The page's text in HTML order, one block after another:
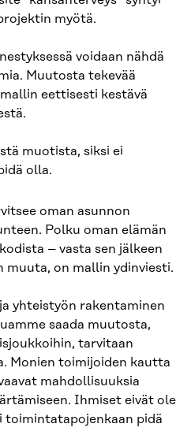
myötä.
voidaan nähdä
Muutosta tekevää
eettisesti kestävä
muotista, siksi ei
olla.
oman asunnon
Polku oman elämän
– vasta sen jälkeen
muuta, on mallin ydinviesti.
yhteistyön rakentaminen
saada muutosta,
tarvitaan
Monien toimijoiden kautta
mahdollisuuksia
Ihmiset eivät ole
toimintatapojenkaan pidä